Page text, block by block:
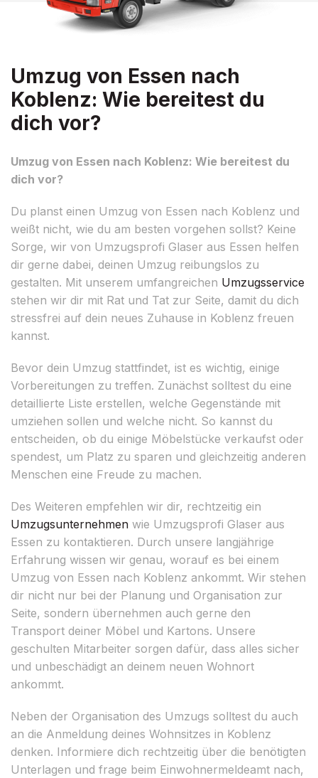
Umzug von Essen nach
Koblenz: Wie bereitest du
dich vor?
Umzug von Essen nach Koblenz: Wie bereitest du
dich vor?
Du planst einen Umzug von Essen nach Koblenz und
weißt nicht, wie du am besten vorgehen sollst? Keine
Sorge, wir von Umzugsprofi Glaser aus Essen helfen
dir gerne dabei, deinen Umzug reibungslos zu
gestalten. Mit unserem umfangreichen Umzugsservice
stehen wir dir mit Rat und Tat zur Seite, damit du dich
stressfrei auf dein neues Zuhause in Koblenz freuen
kannst.
Bevor dein Umzug stattfindet, ist es wichtig, einige
Vorbereitungen zu treffen. Zunächst solltest du eine
detaillierte Liste erstellen, welche Gegenstände mit
umziehen sollen und welche nicht. So kannst du
entscheiden, ob du einige Möbelstücke verkaufst oder
spendest, um Platz zu sparen und gleichzeitig anderen
Menschen eine Freude zu machen.
Des Weiteren empfehlen wir dir, rechtzeitig ein
Umzugsunternehmen wie Umzugsprofi Glaser aus
Essen zu kontaktieren. Durch unsere langjährige
Erfahrung wissen wir genau, worauf es bei einem
Umzug von Essen nach Koblenz ankommt. Wir stehen
dir nicht nur bei der Planung und Organisation zur
Seite, sondern übernehmen auch gerne den
Transport deiner Möbel und Kartons. Unsere
geschulten Mitarbeiter sorgen dafür, dass alles sicher
und unbeschädigt an deinem neuen Wohnort
ankommt.
Neben der Organisation des Umzugs solltest du auch
an die Anmeldung deines Wohnsitzes in Koblenz
denken. Informiere dich rechtzeitig über die benötigten
Unterlagen und frage beim Einwohnermeldeamt nach,